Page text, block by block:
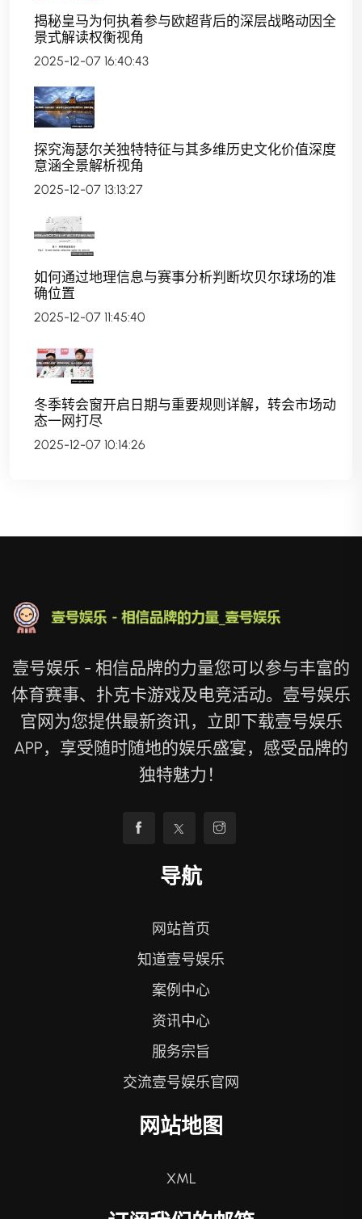
揭秘皇马为何执着参与欧超背后的深层战略动因全
景式解读权衡视角
2025-12-07 16:40:43
探究海瑟尔关独特特征与其多维历史文化价值深度
意涵全景解析视角
2025-12-07 13:13:27
如何通过地理信息与赛事分析判断坎贝尔球场的准
确位置
2025-12-07 11:45:40
冬季转会窗开启日期与重要规则详解，转会市场动
态一网打尽
2025-12-07 10:14:26
壹号娱乐 - 相信品牌的力量您可以参与丰富的
体育赛事、扑克卡游戏及电竞活动。壹号娱乐
官网为您提供最新资讯，立即下载壹号娱乐
APP，享受随时随地的娱乐盛宴，感受品牌的
独特魅力！
导航
网站首页
知道壹号娱乐
案例中心
资讯中心
服务宗旨
交流壹号娱乐官网
网站地图
XML